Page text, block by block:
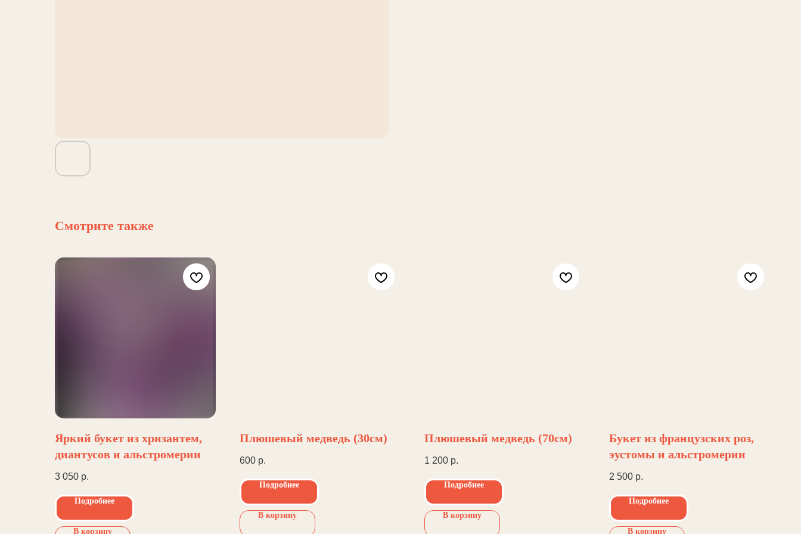
Смотрите также
Яркий букет из хризантем,
диантусов и альстромерии
3 050 р.
Подробнее
В корзину
Плюшевый медведь (30см)
600 р.
Подробнее
В корзину
Плюшевый медведь (70см)
1 200 р.
Подробнее
В корзину
Букет из французских роз,
эустомы и альстромерии
2 500 р.
Подробнее
В корзину